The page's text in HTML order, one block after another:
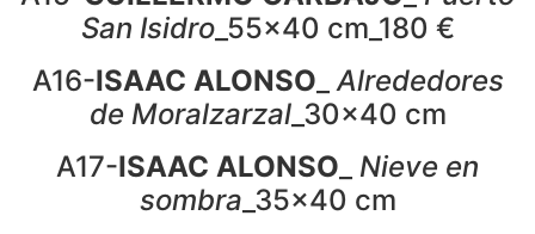
San Isidro_55x40 cm_180 €
A16-ISAAC ALONSO _Alrededores
de Moralzarzal_30x40 cm
A17-ISAAC ALONSO
Nieve en
sombra _35x40 cm